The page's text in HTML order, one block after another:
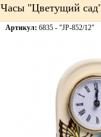
Часы "Цветущий
Артикул: 6835 - "JP-852/12"